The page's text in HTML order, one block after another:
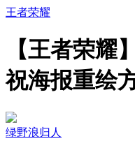
王者荣耀
【王者荣耀
祝海报重绘
绿野浪归人